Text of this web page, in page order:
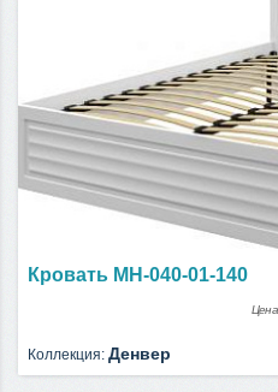
Кровать МН-040-01-140
Коллекция: Денвер